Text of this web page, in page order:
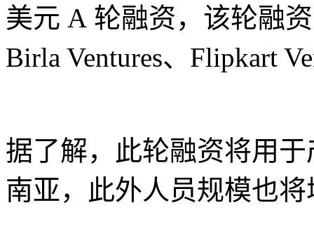
美元 A 轮融资，该轮融
Birla Ventures、Flipkart
据了解，此轮融资将用
南亚，此外人员规模也